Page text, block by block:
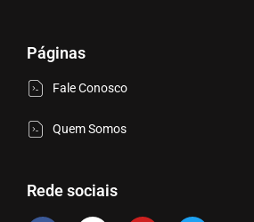
Páginas
Fale Conosco
Quem Somos
Rede sociais